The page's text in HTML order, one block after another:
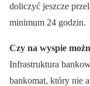
doliczyć jeszcze
minimum 24 godzin.
Czy na wyspie
Infrastruktura
bankomat, który nie